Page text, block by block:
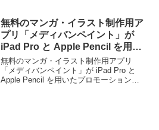
無料のマンガ・イラスト制作用ア
プリ「メディバンペイント」が
iPad Pro と Apple Pencil を用い
たプロモーション動画「イラスト
＆マンガ編」を公開。
無料のマンガ・イラスト制作用アプリ
「メディバンペイント」が iPad Pro と
Apple Pencil を用いたプロモーション動